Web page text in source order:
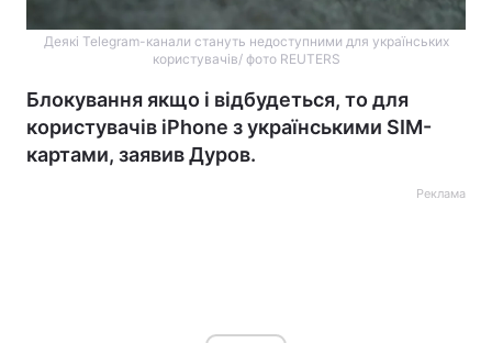
Деякі Telegram-канали стануть недоступними для українських
користувачів/ фото REUTERS
Блокування якщо і відбудеться, то для
користувачів iPhone з українськими SIM-
картами, заявив Дуров.
Реклама